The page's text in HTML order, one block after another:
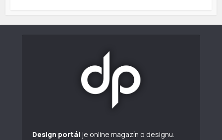
Design portál je online magazín o designu.